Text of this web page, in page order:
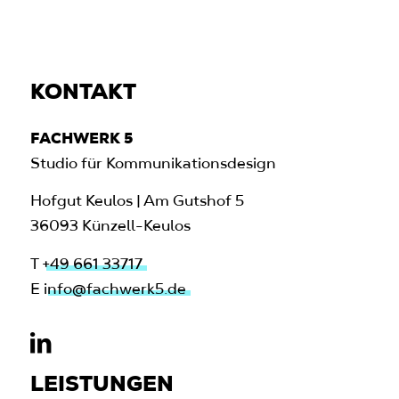
KONTAKT
FACHWERK 5
Studio für Kommunikationsdesign
Hofgut Keulos | Am Gutshof 5
36093 Künzell-Keulos
T+49 661 33717
E info@fachwerk5.de
LEISTUNGEN